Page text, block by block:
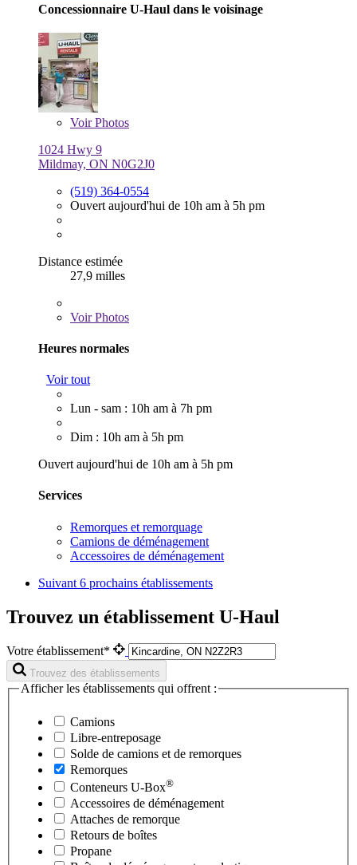
Concessionnaire U-Haul dans le voisinage
VoirPhotos
1024 Hwy 9
Mildmay, ON N0G2J0
(519) 364-0554
Ouvert aujourd'hui de 10h am à 5h pm
Distance estimée
27,9 milles
VoirPhotos
Heures normales
Voir tout
Lun - sam : 10h am à 7h pm
Dim : 10h am à 5h pm
Ouvert aujourd'hui de 10h am à 5h pm
Services
Remorques et remorquage
Camions de déménagement
Accessoires de déménagement
Suivant 6 prochains établissements
Trouvez un établissement U-Haul
Votre établissement*
Trouvez des établissements
Afficher les établissements qui offrent :
Camions
Libre-entreposage
Solde de camions et de remorques
Remorques
Conteneurs U-Box®
Accessoires de déménagement
Attaches de remorque
Retours de boîtes
Propane